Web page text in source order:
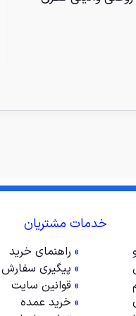
خدمات مشتریان
» راهنمای خرید
» پیگیری سفارش
» قوانین سایت
» خرید عمده